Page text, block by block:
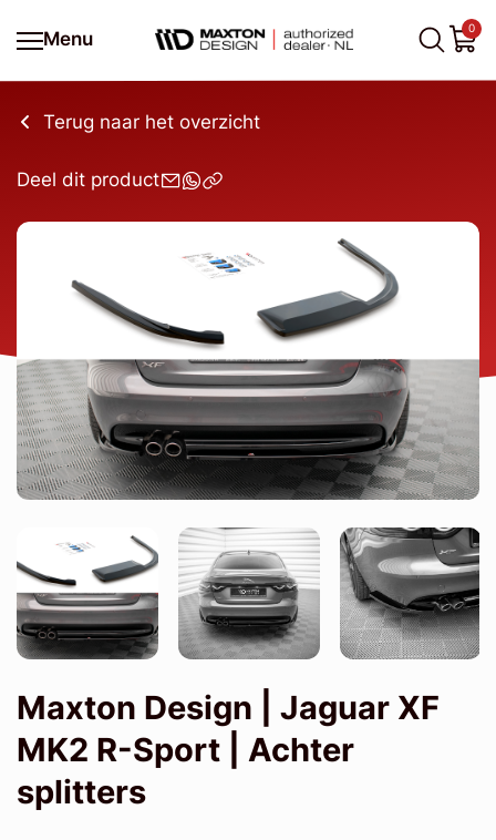
Menu
0
Terug naar het overzicht
Deel dit product
Maxton Design | Jaguar XF
MK2 R-Sport | Achter
splitters